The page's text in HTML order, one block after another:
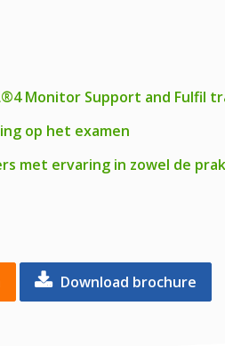
Monitor Support and Fulfil
op het examen
met ervaring in zowel de
Download brochure